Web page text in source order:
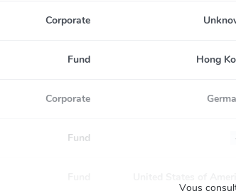
Vous
Corporate
Fund Hong
Corporate
Fund